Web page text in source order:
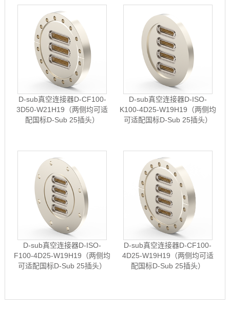
D-sub真空连接器D-CF100-
3D50-W21H19（两侧均可适
配国标D-Sub 25插头）
D-sub真空连接器D-ISO-
K100-4D25-W19H19（两侧均
可适配国标D-Sub 25插头）
D-sub真空连接器D-ISO-
F100-4D25-W19H19（两侧均
可适配国标D-Sub 25插头）
D-sub真空连接器D-CF100-
4D25-W19H19（两侧均可适
配国标D-Sub 25插头）